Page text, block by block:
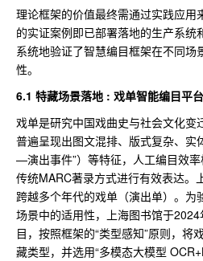
理论框架的价值最终需通过实践应用
的实证案例即已部署落地的生产系统
系统地验证了智慧编目框架在不同场
性。
6.1 特藏场景落地 : 戏单智能编目平台
戏单是研究中国戏曲史与社会文化变
普遍呈现出图文混排、版式复杂、
—演出事件”）等特征，人工编目效
传统MARC著录方式进行有效表达。
跨越多个年代的戏单（演出单）。为
场景中的适用性，上海图书馆于
目，按照框架的“类型感知”原则，将
藏类型，并选用“多模态大模型